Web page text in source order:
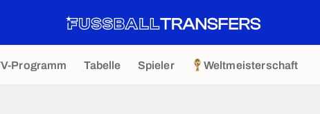
Programm Tabelle Spieler Weltmeisterschaft